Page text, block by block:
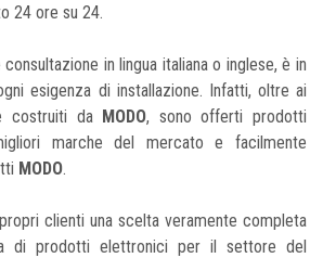
24 ore su 24.
in lingua italiana o inglese, è in
esigenza di installazione. Infatti, oltre ai
costruiti da MODO, sono offerti prodotti
marche del mercato e facilmente
MODO.
clienti una scelta veramente completa
di prodotti elettronici per il settore del